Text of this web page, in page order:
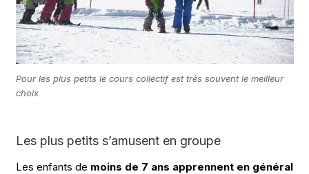
Pour les plus petits le cours collectif est très souvent le meilleur
choix
Les plus petits s’amusent en groupe
Les enfants de moins de 7 ans apprennent en général